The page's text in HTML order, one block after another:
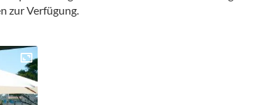
zur Verfügung.